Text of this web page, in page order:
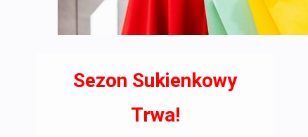
Sezon Sukienkowy
Trwa!